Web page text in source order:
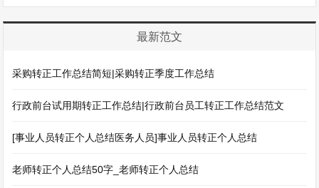
最新范文
采购转正工作总结简短|采购转正季度工作总结
行政前台试用期转正工作总结|行政前台员工转正工作总结范文
[事业人员转正个人总结医务人员]事业人员转正个人总结
老师转正个人总结50字_老师转正个人总结